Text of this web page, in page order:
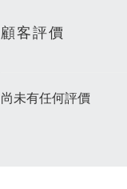
顧客評價
尚未有任何評價